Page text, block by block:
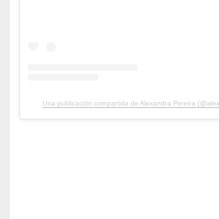
Una publicación compartida de Alexandra Pereira